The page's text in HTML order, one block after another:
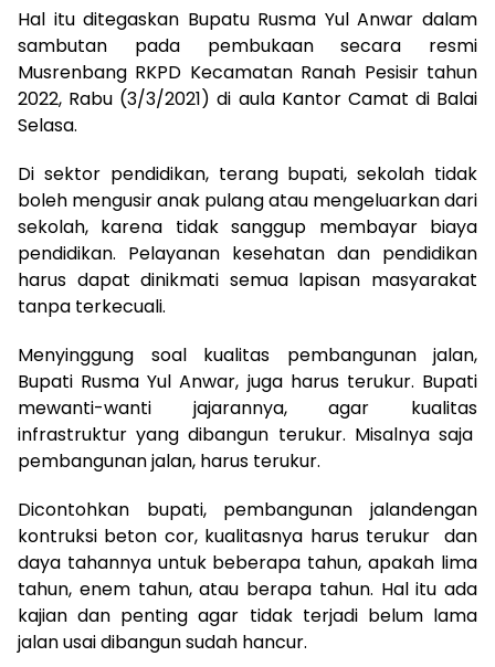
Hal itu ditegaskan Bupatu Rusma Yul Anwar dalam
sambutan pada pembukaan secara resmi
Musrenbang RKPD Kecamatan Ranah Pesisir tahun
2022, Rabu (3/3/2021) di aula Kantor Camat di Balai
Selasa.
Di sektor pendidikan, terang bupati, sekolah tidak
boleh mengusir anak pulang atau mengeluarkan dari
sekolah, karena tidak sanggup membayar biaya
pendidikan. Pelayanan kesehatan dan pendidikan
harus dapat dinikmati semua lapisan masyarakat
tanpa terkecuali.
Menyinggung soal kualitas pembangunan jalan,
Bupati Rusma Yul Anwar, juga harus terukur. Bupati
mewanti-wanti jajarannya, agar kualitas
infrastruktur yang dibangun terukur. Misalnya saja
pembangunan jalan, harus terukur.
Dicontohkan bupati, pembangunan jalandengan
kontruksi beton cor, kualitasnya harus terukur dan
daya tahannya untuk beberapa tahun, apakah lima
tahun, enem tahun, atau berapa tahun. Hal itu ada
kajian dan penting agar tidak terjadi belum lama
jalan usai dibangun sudah hancur.